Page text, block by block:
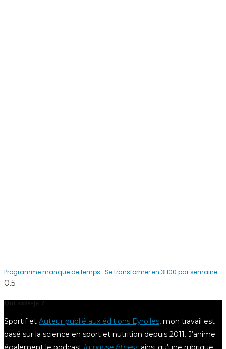
Programme manque de temps : Se transformer en 3H00 par semaine
Qui suis-je ?
Sportif et Auteur publié aux éditions Eyrolles, mon travail est
basé sur la science en sport et nutrition depuis 2011. J’anime